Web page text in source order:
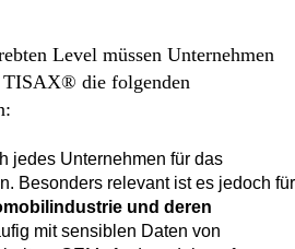
Level müssen Unternehmen
TISAX® die folgenden
jedes Unternehmen für das
Besonders relevant ist es jedoch für
und deren
mit sensiblen Daten von